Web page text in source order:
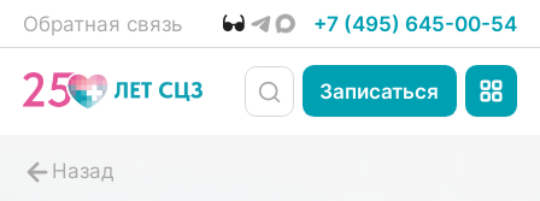
Обратная связь +7 (495) 645-00-54
Записаться